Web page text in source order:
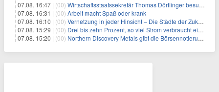
07.08. 16:47 | (00) Wirtschaftsstaatssekretär Thomas Dörflinger besucht Handwerksbetrieb im Kammerbezirk Freiburg
07.08. 16:31 | (00) Arbeit macht Spaß oder krank
07.08. 16:10 | (00) Vernetzung in jeder Hinsicht – Die Städte der Zukunft sind grün-blau
07.08. 15:29 | (00) Drei bis zehn Prozent, so viel Strom verbraucht ein Aufzug im Gebäude
07.08. 15:20 | (00) Northern Discovery Metals gibt die Börsennotierung an der Frankfurter Wertpapierbörse bekannt